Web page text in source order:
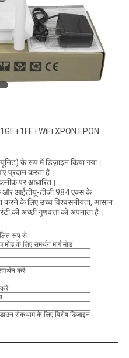
XPON EPON
के रूप में डिज़ाइन किया गया।
प्रदान करता है।
पर आधारित।
और आईटीयू-टीजी.984.एक्स के
करने के लिए उच्च विश्वसनीयता, आसान
की अच्छी गुणवत्ता को अपनाता है।
रूप से
के लिए समर्थन मार्ग मोड
करें
रोकथाम के लिए विशेष डिजाइन